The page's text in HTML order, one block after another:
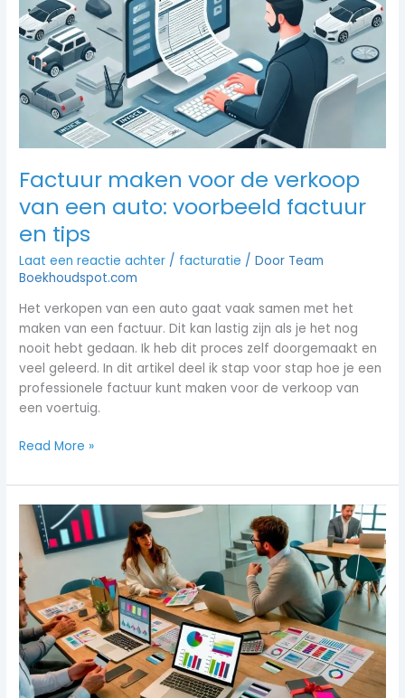
Factuur maken voor de verkoop
van een auto: voorbeeld factuur
en tips
Laat een reactie achter / facturatie / Door Team
Boekhoudspot.com
Het verkopen van een auto gaat vaak samen met het
maken van een factuur. Dit kan lastig zijn als je het nog
nooit hebt gedaan. Ik heb dit proces zelf doorgemaakt en
veel geleerd. In dit artikel deel ik stap voor stap hoe je een
professionele factuur kunt maken voor de verkoop van
een voertuig.
de
verkoop
van
een
auto:
voorbeeld
factuur
en
Read More »
Hoe
cadeaubonnen
factureren:
Alles
over
btw
op
waardebonnen